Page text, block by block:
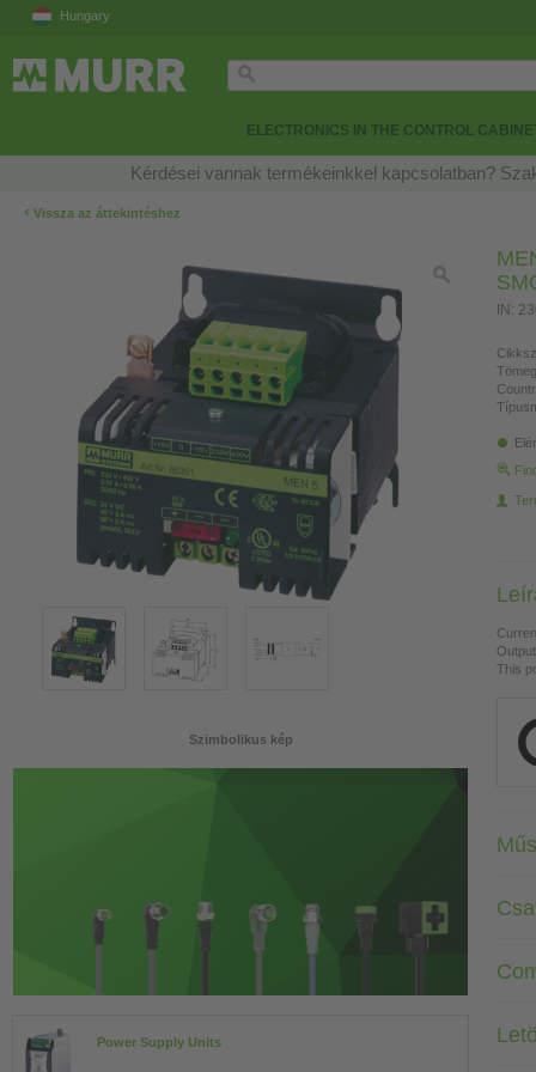
Hungary
ELECTRONICS IN THE CONTROL
Kérdései vannak termékeinkkel kapcsolatban?
‹ Vissza az áttekintéshez
Szimbolikus kép
Power Supply Units
IN:
This